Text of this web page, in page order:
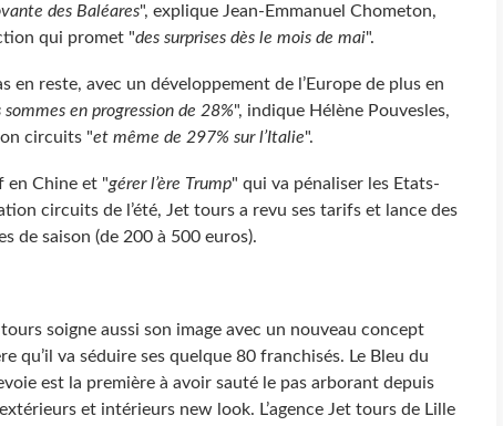
des Baléares", explique Jean-Emmanuel Chometon,
qui promet "des surprises dès le mois de mai".
en reste, avec un développement de l’Europe de plus en
sommes en progression de 28%", indique Hélène Pouvesles,
circuits "et même de 297% sur l’Italie".
en Chine et "gérer l’ère Trump" qui va pénaliser les Etats-
circuits de l’été, Jet tours a revu ses tarifs et lance des
de saison (de 200 à 500 euros).
soigne aussi son image avec un nouveau concept
qu’il va séduire ses quelque 80 franchisés. Le Bleu du
est la première à avoir sauté le pas arborant depuis
et intérieurs new look. L’agence Jet tours de Lille